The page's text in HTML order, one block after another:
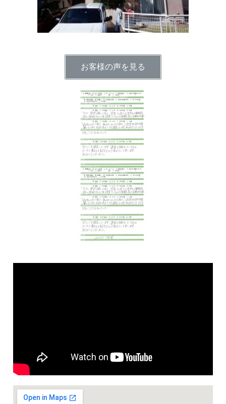
お客様の声を見る